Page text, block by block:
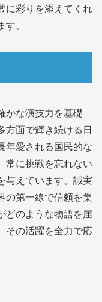
に彩りを添えてくれ
。
かな演技力を基礎
方面で輝き続ける日
年愛される国民的な
常に挑戦を忘れない
与えています。誠実
の第一線で信頼を集
どのような物語を届
その活躍を全力で応